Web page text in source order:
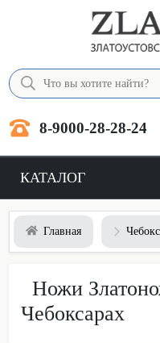
8-9000-28-28-24
КАТАЛОГ
Главная
Ножи
Чебоксарах